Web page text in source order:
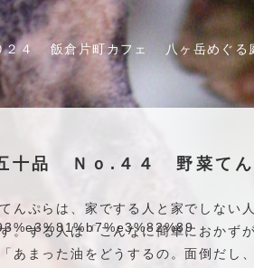
２４ 飯倉片町カフェ 八ヶ岳めぐる
五十品 Ｎｏ.４４ 野菜て
てんぷらは、家でする人と家でしない
す。する人は「こんなに簡単におかず
「あまった油をどうするの。面倒だし